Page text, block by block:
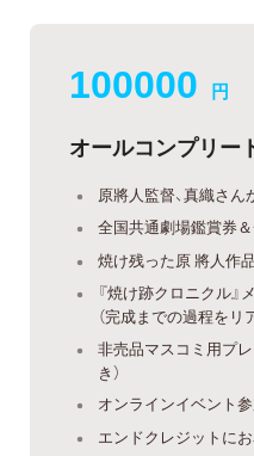
100000 円
オールコンプリー
原將人監督、真織さ
全国共通劇場鑑賞券
焼け残った原 將人作
『焼け跡クロニクル
（完成までの過程をリ
非売品マスコミ用プ
き）
オンラインイベント
エンドクレジットに